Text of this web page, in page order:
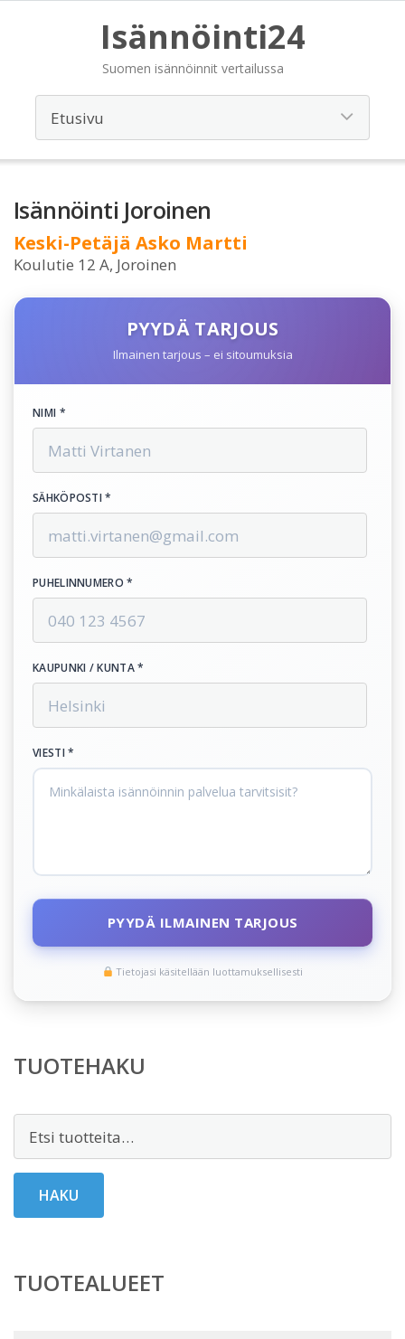
Isännöinti24
Suomen isännöinnit vertailussa
Isännöinti Joroinen
Keski-Petäjä Asko Martti
Koulutie 12 A, Joroinen
PYYDÄ TARJOUS
Ilmainen tarjous – ei sitoumuksia
NIMI *
SÄHKÖPOSTI *
PUHELINNUMERO *
KAUPUNKI / KUNTA *
VIESTI *
PYYDÄ ILMAINEN TARJOUS
Tietojasi käsitellään luottamuksellisesti
TUOTEHAKU
HAKU
TUOTEALUEET